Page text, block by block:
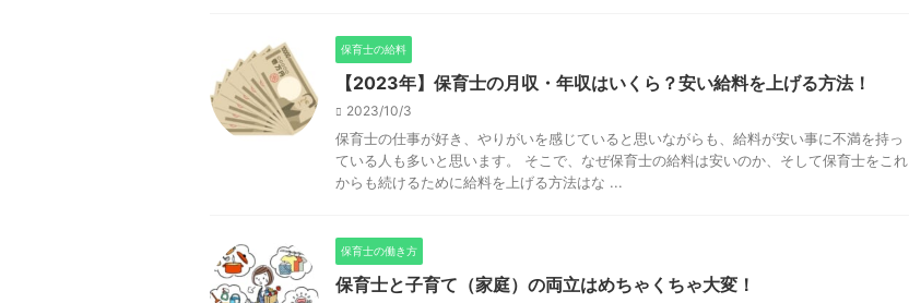
保育士の給料
【2023年】保育士の月収・年収はいくら？安い給料を上げる方法！
2023/10/3
保育士の仕事が好き、やりがいを感じていると思いながらも、給料が安い事に不満を持っ
ている人も多いと思います。 そこで、なぜ保育士の給料は安いのか、そして保育士をこれ
からも続けるために給料を上げる方法はな ...
保育士の働き方
保育士と子育て（家庭）の両立はめちゃくちゃ大変！